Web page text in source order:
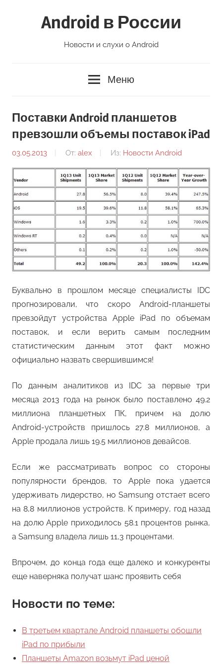
Android в России
Новости и слухи о Android
Меню
Поставки Android планшетов
превзошли объемы поставок iPad
03.05.2013 От: alex Из: Новости Android
Буквально в прошлом месяце специалисты IDC
прогнозировали, что скоро Android-планшеты
превзойдут устройства Apple iPad по объемам
поставок, и если верить самым последним
статистическим данным этот факт можно
официально назвать свершившимся!
По данным аналитиков из IDC за первые три
месяца 2013 года на рынок было поставлено 49.2
миллиона планшетных ПК, причем на долю
Android-устройств пришлось 27.8 миллионов, а
Apple продала лишь 19.5 миллионов девайсов.
Если же рассматривать вопрос со стороны
популярности брендов, то Apple пока удается
удерживать лидерство, но Samsung отстает всего
на 8,8 миллионов устройств. К примеру, год назад
на долю Apple приходилось 58.1 процентов рынка,
а Samsung владела лишь 11,3 процентами.
Впрочем, до конца года еще далеко и конкуренты
еще наверняка получат шанс проявить себя
Новости по теме:
В третьем квартале Android планшеты обошли
iPad по прибыли
Планшеты Amazon возьмут iPad ценой